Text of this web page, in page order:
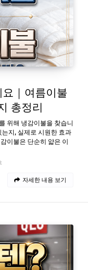
｜여름이불
총정리
위해 냉감이불을 찾습니
지, 실제로 시원한 효과
이불은 단순히 얇은 이
자세한 내용 보기